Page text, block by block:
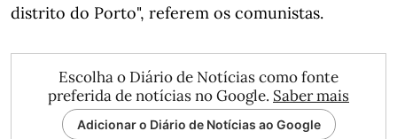
distrito do Porto", referem os comunistas.
Escolha o Diário de Notícias como fonte
preferida de notícias no Google. Saber mais
Adicionar o Diário de Notícias ao Google